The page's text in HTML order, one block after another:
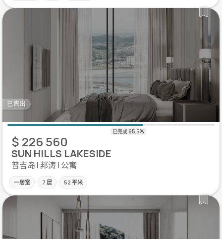
已售出
$ 226 560
SUN HILLS LAKESIDE
普吉岛 | 邦涛 | 公寓
一居室 7 层 52 平米